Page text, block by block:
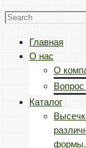
Главная
О нас
О
Вопрос
Каталог
формы.